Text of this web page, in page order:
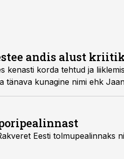
andis alust
kenasti korda tehtud ja
tänava kunagine nimi ehk
Eesti tolmupealinnaks